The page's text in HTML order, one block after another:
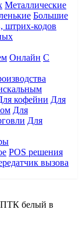
Металлические
Большие
штрих-кодов
Онлайн С
кофейни Для
Для
Для
POS решения
вызова
белый в